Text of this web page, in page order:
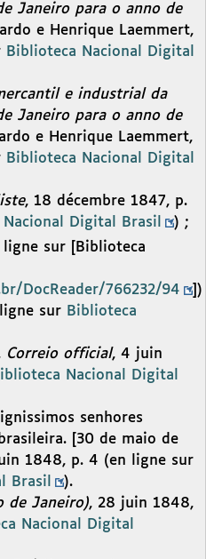
Janeiro para o anno de
e Henrique Laemmert,
Biblioteca Nacional Digital
e industrial da
Janeiro para o anno de
e Henrique Laemmert,
Biblioteca Nacional Digital
, 18 décembre 1847, p.
Digital Brasil
) ;
sur [Biblioteca
DocReader/766232/94
sur Biblioteca
Correio official, 4 juin
Nacional Digital
senhores
[30 de maio de
1848, p. 4 (en ligne sur
Brasil
).
de Janeiro), 28 juin 1848,
Nacional Digital